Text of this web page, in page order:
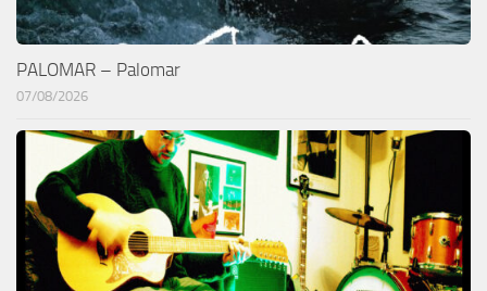
PALOMAR – Palomar
07/08/2026